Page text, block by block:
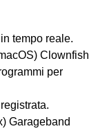
tempo reale.
Clownfish
per
Garageband